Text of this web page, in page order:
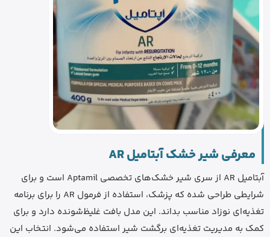
معرفی شیر خشک آبتامیل AR
آبتامیل AR از سری شیر خشک‌های تخصصی Aptamil است و برای
شرایطی طراحی شده که پزشک، استفاده از فرمول AR را برای برنامه
تغذیه‌ای نوزاد مناسب بداند. این مدل بافت غلیظ‌شونده دارد و برای
کمک به مدیریت تغذیه‌ای برگشت شیر استفاده می‌شود. انتخاب این